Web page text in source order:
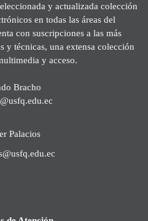
y actualizada colección
en todas las áreas del
con suscripciones a las más
y técnicas, una extensa colección
y acceso.
Bracho
Palacios